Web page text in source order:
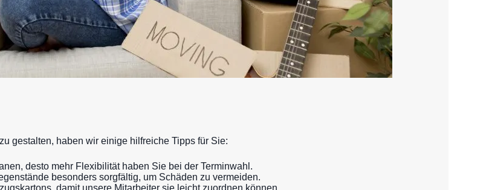
gestalten, haben wir einige hilfreiche Tipps für Sie:
desto mehr Flexibilität haben Sie bei der Terminwahl.
besonders sorgfältig, um Schäden zu vermeiden.
damit unsere Mitarbeiter sie leicht zuordnen können.